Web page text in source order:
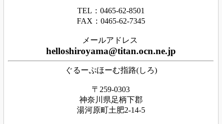
TEL：0465‐62‐8501
FAX：0465‐62‐7345
メールアドレス
helloshiroyama@titan.ocn.ne.jp
ぐるーぷほーむ指路(しろ)
〒259-0303
神奈川県足柄下郡
湯河原町土肥2-14-5